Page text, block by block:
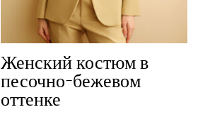
Женский костюм в
песочно-бежевом
оттенке